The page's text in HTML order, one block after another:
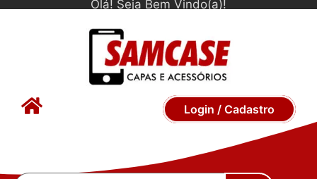
Olá! Seja Bem Vindo(a)!
Login / Cadastro